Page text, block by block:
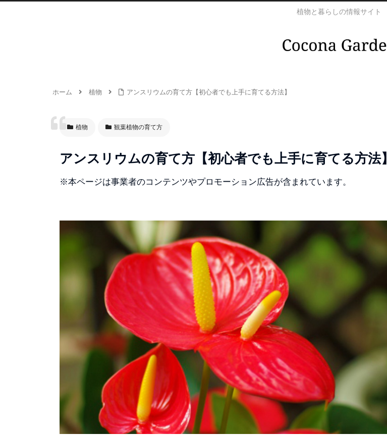
植物と暮らしの情報サイト
ホーム 植物 アンスリウムの育て方【初心者でも上手に育てる方法】
植物 観葉植物の育て方
アンスリウムの育て方【初心者でも上手に育てる方法】
※本ページは事業者のコンテンツやプロモーション広告が含まれています。